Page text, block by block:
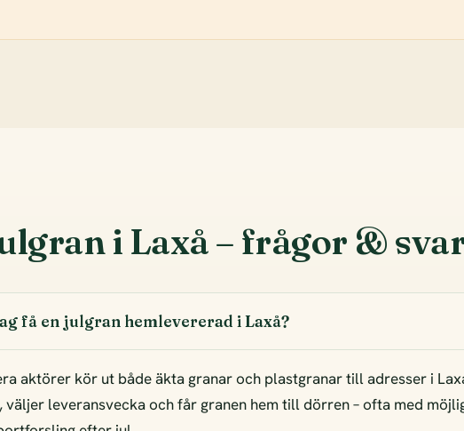
i Laxå – frågor &
få en julgran hemlevererad i Laxå?
aktörer kör ut både äkta granar och plastgranar till adresser i
väljer leveransvecka och får granen hem till dörren – ofta med